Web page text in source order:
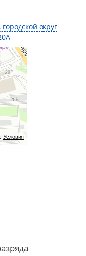
округ
Условия